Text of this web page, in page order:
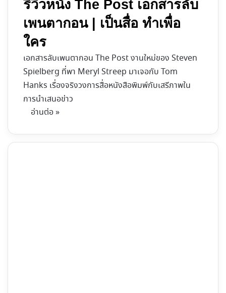
รีวิวหนัง The Post เอกสารลับ
เพนตากอน | เป็นสื่อ ทำเพื่อ
ใคร
เอกสารลับเพนตากอน The Post งานใหม่ของ Steven
Spielberg ที่พา Meryl Streep มาเจอกับ Tom
Hanks เรื่องจริงวงการสื่อหนังสือพิมพ์กับเสรีภาพใน
การนำเสนอข่าว
อ่านต่อ »